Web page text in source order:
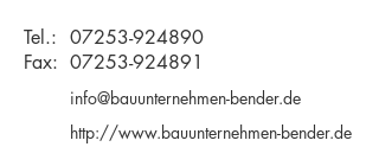
Tel.:
Fax:
07253-924890
07253-924891
info@bauunternehmen-bender.de
http://www.bauunternehmen-bender.de